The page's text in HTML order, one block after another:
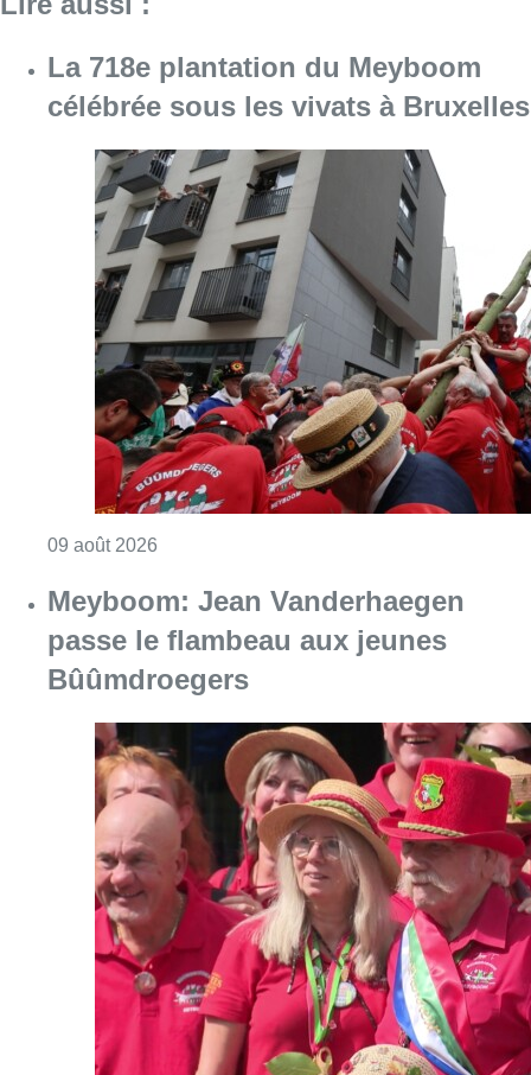
La 718e plantation du Meyboom
célébrée sous les vivats à Bruxelles
09 août 2026
Meyboom: Jean Vanderhaegen
passe le flambeau aux jeunes
Bûûmdroegers